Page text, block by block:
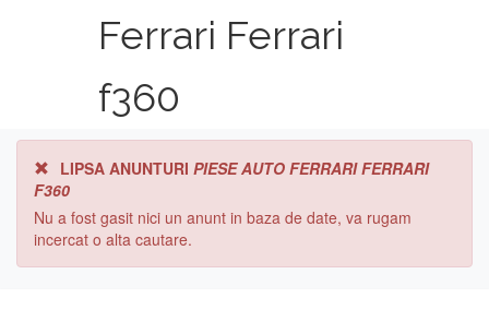
Ferrari Ferrari
f360
LIPSA ANUNTURI PIESE AUTO FERRARI FERRARI
F360
Nu a fost gasit nici un anunt in baza de date, va rugam
incercat o alta cautare.